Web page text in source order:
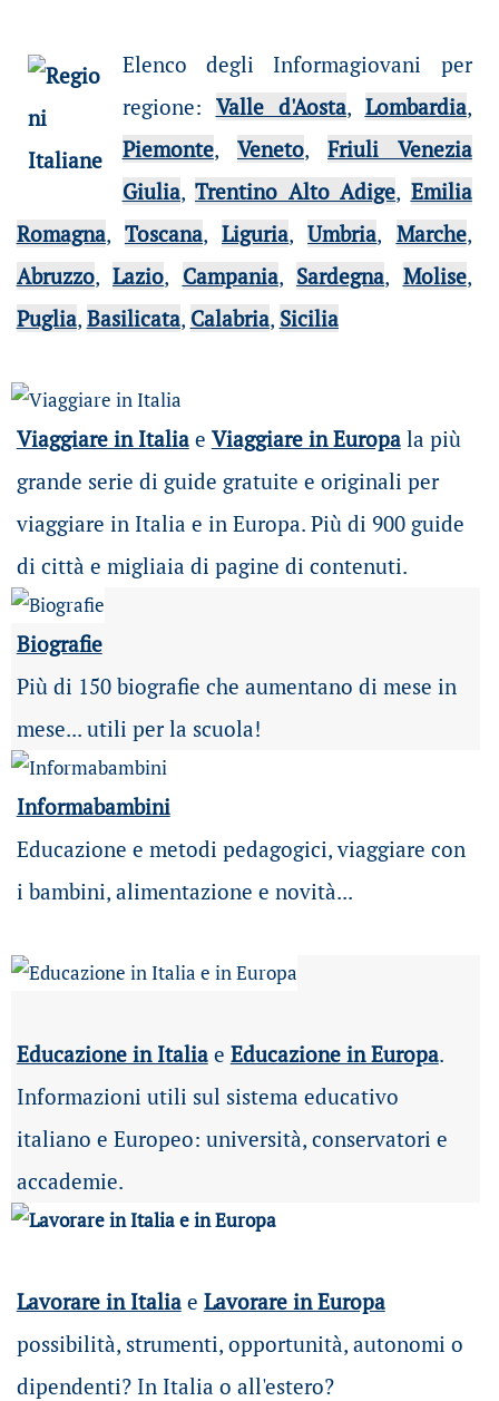
Elenco degli Informagiovani per
regione: Valle d'Aosta, Lombardia,
Piemonte, Veneto,Friuli Venezia
Giulia,Trentino Alto Adige, Emilia
Romagna, Toscana,Liguria,Umbria, Marche,
Abruzzo,Lazio, Campania, Sardegna, Molise,
Puglia, Basilicata, Calabria, Sicilia
Viaggiare in Italiae Viaggiare in Europala più
grande serie di guide gratuite e originali per
viaggiare in Italia e in Europa. Più di 900 guide
di città e migliaia di pagine di contenuti.
Biografie
Più di 150 biografie che aumentano di mese in
mese... utili per la scuola!
Informabambini
Educazione e metodi pedagogici, viaggiare con
i bambini, alimentazione e novità...
Educazione in Italiae Educazione in Europa.
Informazioni utili sul sistema educativo
italiano e Europeo: università, conservatori e
accademie.
Lavorare in Italia e Lavorare in Europa
possibilità, strumenti, opportunità, autonomi o
dipendenti? In Italia o all'estero?